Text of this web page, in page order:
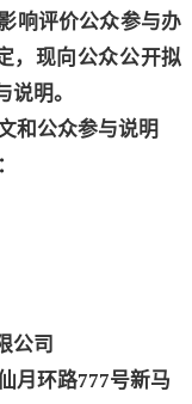
响评价公众参与办
，现向公众公开拟
明。
和公众参与说明
公司
月环路777号新马